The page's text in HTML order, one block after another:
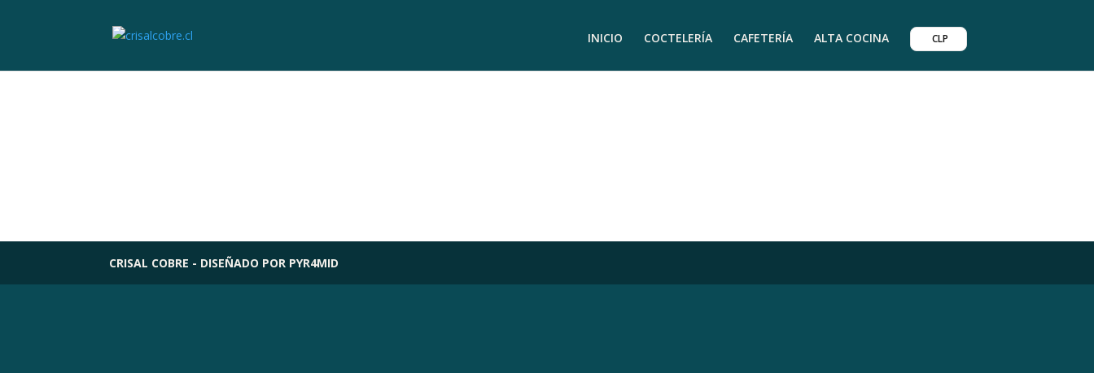
INICIO COCTELERÍA CAFETERÍA ALTA COCINA CLP
CRISAL COBRE - DISEÑADO POR PYR4MID